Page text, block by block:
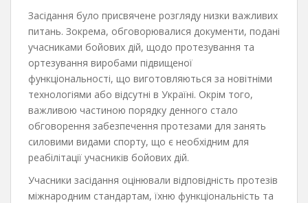
Засідання було присвячене розгляду низки важливих
питань. Зокрема, обговорювалися документи, подані
учасниками бойових дій, щодо протезування та
ортезування виробами підвищеної
функціональності, що виготовляються за новітніми
технологіями або відсутні в Україні. Окрім того,
важливою частиною порядку денного стало
обговорення забезпечення протезами для занять
силовими видами спорту, що є необхідним для
реабілітації учасників бойових дій.
Учасники засідання оцінювали відповідність протезів
міжнародним стандартам, їхню функціональність та